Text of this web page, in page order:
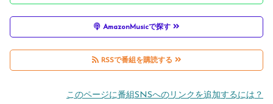
AmazonMusicで探す
RSSで番組を購読する
このページに番組SNSへのリンクを追加するには？